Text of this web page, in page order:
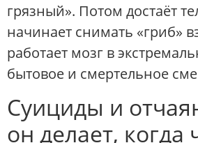
грязный». Потом достаёт
начинает снимать «гриб»
работает мозг в
бытовое и смертельное
Суициды и
он делает, когда